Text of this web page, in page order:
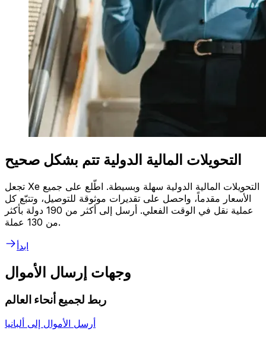
التحويلات المالية الدولية تتم بشكل صحيح
تجعل Xe التحويلات المالية الدولية سهلة وبسيطة. اطّلع على جميع
الأسعار مقدماً، واحصل على تقديرات موثوقة للتوصيل، وتتبّع كل
عملية نقل في الوقت الفعلي. أرسل إلى أكثر من 190 دولة بأكثر
من 130 عملة.
ابدأ
وجهات إرسال الأموال
ربط لجميع أنحاء العالم
أرسل الأموال إلى ألبانيا